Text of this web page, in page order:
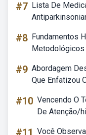
#7 Lista De
#8 Fundamentos
Metodológicos
#9 Abordagem
Que Enfatizou
#10 Vencendo O
De Atenção/
#11 Você